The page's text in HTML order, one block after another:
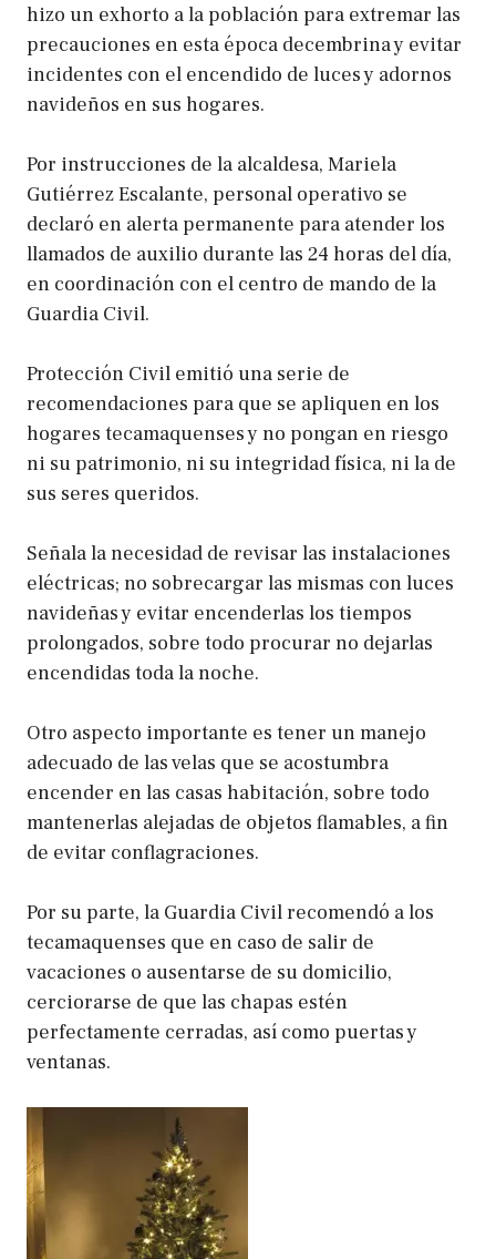
hizo un exhorto a la población para extremar las
precauciones en esta época decembrina y evitar
incidentes con el encendido de luces y adornos
navideños en sus hogares.
Por instrucciones de la alcaldesa, Mariela
Gutiérrez Escalante, personal operativo se
declaró en alerta permanente para atender los
llamados de auxilio durante las 24 horas del día,
en coordinación con el centro de mando de la
Guardia Civil.
Protección Civil emitió una serie de
recomendaciones para que se apliquen en los
hogares tecamaquenses y no pongan en riesgo
ni su patrimonio, ni su integridad física, ni la de
sus seres queridos.
Señala la necesidad de revisar las instalaciones
eléctricas; no sobrecargar las mismas con luces
navideñas y evitar encenderlas los tiempos
prolongados, sobre todo procurar no dejarlas
encendidas toda la noche.
Otro aspecto importante es tener un manejo
adecuado de las velas que se acostumbra
encender en las casas habitación, sobre todo
mantenerlas alejadas de objetos flamables, a fin
de evitar conflagraciones.
Por su parte, la Guardia Civil recomendó a los
tecamaquenses que en caso de salir de
vacaciones o ausentarse de su domicilio,
cerciorarse de que las chapas estén
perfectamente cerradas, así como puertas y
ventanas.